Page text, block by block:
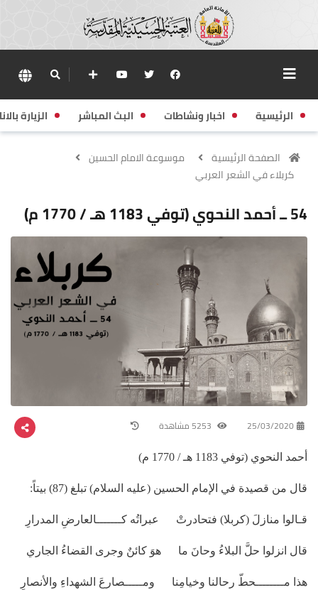
الرئيسية اخبار ونشاطات البث المباشر الزيارة
الصفحة الرئيسية
موسوعة الامام الحسين
كربلاء في الشعر العربي
54 ــ أحمد النحوي (توفي 1183 هـ / 1770 م)
25/03/2020
أحمد النحوي (توفي 1183 هـ / 1770 م)
قال من قصيدة في الإمام الحسين (عليه السلام) تبلغ (87) بيتاً:
قـالوا منازلَ (كربلا) فتحادرتْ عبراتُه كـــــــالعارضِ المدرارِ
قال انزلوا حلَّ البلاءُ وحانَ ما هوَ كائنٌ وجرى القضاءُ الجاري
هذا مــــــــحطّ رحالنا وخيامِنا ومـــــصارعَ الشهداءِ والأنصارِ